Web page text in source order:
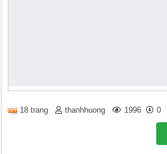
18 trang thanhhuong 1996 0